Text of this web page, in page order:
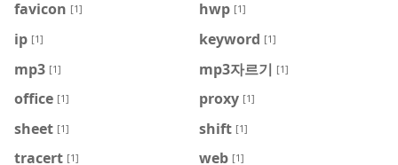
favicon [1] hwp [1]
ip [1] keyword [1]
mp3 [1] mp3자르기 [1]
office [1] proxy [1]
sheet [1] shift [1]
tracert [1] web [1]